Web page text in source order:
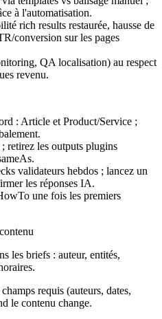
à l'automatisation.
rich results restaurée, hausse de
conversion sur les pages
QA localisation) au respect
revenu.
: Article et Product/Service ;
retirez les outputs plugins
validateurs hebdos ; lancez un
les réponses IA.
une fois les premiers
les briefs : auteur, entités,
requis (auteurs, dates,
le contenu change.